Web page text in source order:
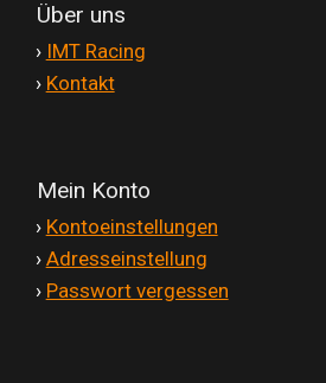
Über uns
› IMT Racing
› Kontakt
Mein Konto
› Kontoeinstellungen
› Adresseinstellung
› Passwort vergessen